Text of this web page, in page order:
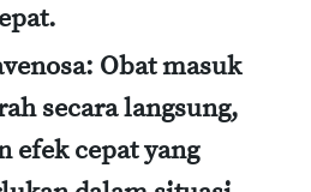
Obat masuk
secara langsung,
efek cepat yang